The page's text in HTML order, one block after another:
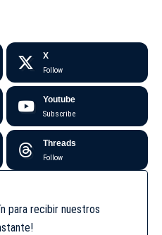
X
Follow
Youtube
Subscribe
Threads
Follow
para recibir nuestros